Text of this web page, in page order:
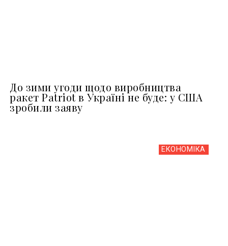
До зими угоди щодо виробництва
ракет Patriot в Україні не буде: у США
зробили заяву
ЕКОНОМІКА